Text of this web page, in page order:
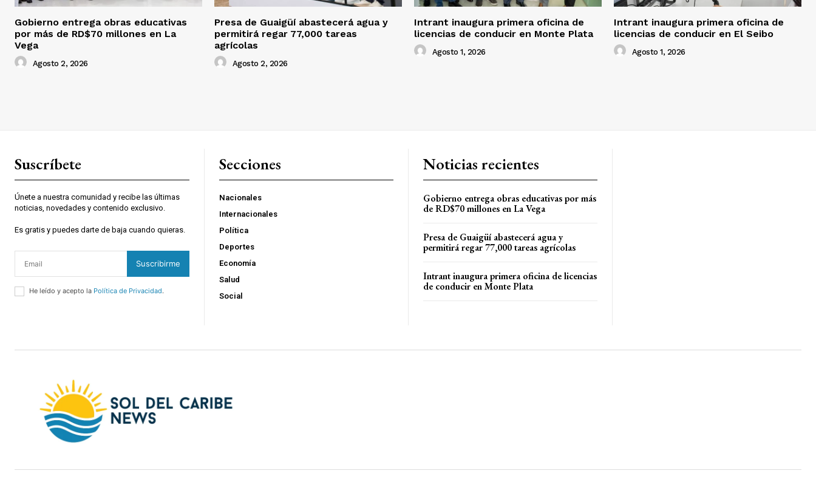
Gobierno entrega obras educativas
por más de RD$70 millones en La
Vega
Agosto 2, 2026
Presa de Guaigüí abastecerá agua y
permitirá regar 77,000 tareas
agrícolas
Agosto 2, 2026
Intrant inaugura primera oficina de
licencias de conducir en Monte Plata
Agosto 1, 2026
Intrant inaugura primera oficina de
licencias de conducir en El Seibo
Agosto 1, 2026
Suscríbete
Únete a nuestra comunidad y recibe las últimas
noticias, novedades y contenido exclusivo.
Es gratis y puedes darte de baja cuando quieras.
Suscribirme
He leído y acepto la Política de Privacidad.
Secciones
Nacionales
Internacionales
Política
Deportes
Economía
Salud
Social
Noticias recientes
Gobierno entrega obras educativas por más
de RD$70 millones en La Vega
Presa de Guaigüí abastecerá agua y
permitirá regar 77,000 tareas agrícolas
Intrant inaugura primera oficina de licencias
de conducir en Monte Plata